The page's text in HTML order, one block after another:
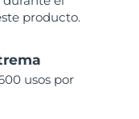
producto.
usos por